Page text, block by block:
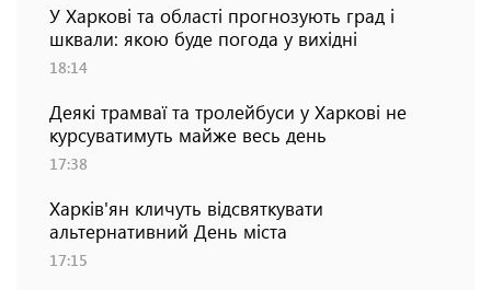
У Харкові та області прогнозують град і
шквали: якою буде погода у вихідні
18:14
Деякі трамваї та тролейбуси у Харкові не
курсуватимуть майже весь день
17:38
Харків'ян кличуть відсвяткувати
альтернативний День міста
17:15